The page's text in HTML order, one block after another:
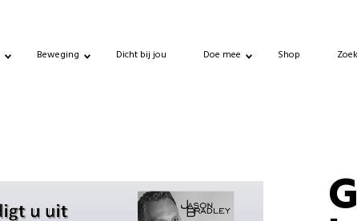
Beweging Dicht bij jou Doe mee Shop